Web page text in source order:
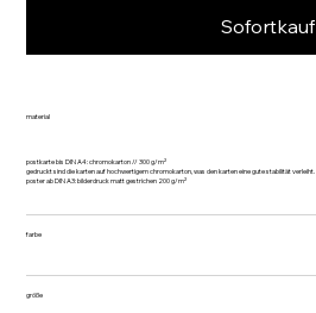
Sofortkauf
material
postkarte bis DIN A4: chromokarton // 300 g/m²
gedruckt sind die karten auf hochwertigem chromokarton, was den karten eine gute stabilität verleiht.
poster ab DIN A3: bilderdruck matt gestrichen 200 g/m²
farbe
größe